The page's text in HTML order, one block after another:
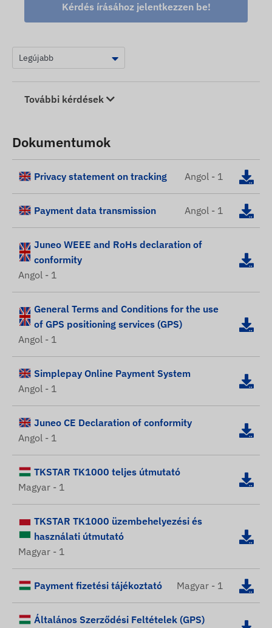
Kérdés írásához jelentkezzen be!
További kérdések
Dokumentumok
Privacy statement on tracking Angol - 1
Payment data transmission Angol - 1
Juneo WEEE and RoHs declaration of
conformity
Angol - 1
General Terms and Conditions for the use
of GPS positioning services (GPS)
Angol - 1
Simplepay Online Payment System
Angol - 1
Juneo CE Declaration of conformity
Angol - 1
TKSTAR TK1000 teljes útmutató
Magyar - 1
TKSTAR TK1000 üzembehelyezési és
használati útmutató
Magyar - 1
Payment fizetési tájékoztató Magyar - 1
Általános Szerződési Feltételek (GPS)